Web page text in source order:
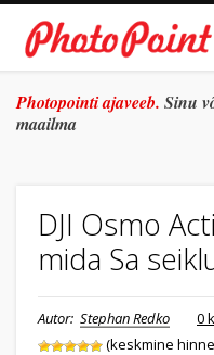
AVALEHT
SÜVITSI
ARHIIV
TULE TÖÖLE
Photopointi ajaveeb. Sinu
maailma
DJI Osmo
mida Sa
Autor: Stephan Redko
0
(keskmine